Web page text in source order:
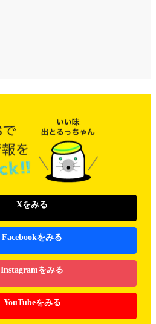
Xをみる
Facebookをみる
Instagramをみる
YouTubeをみる